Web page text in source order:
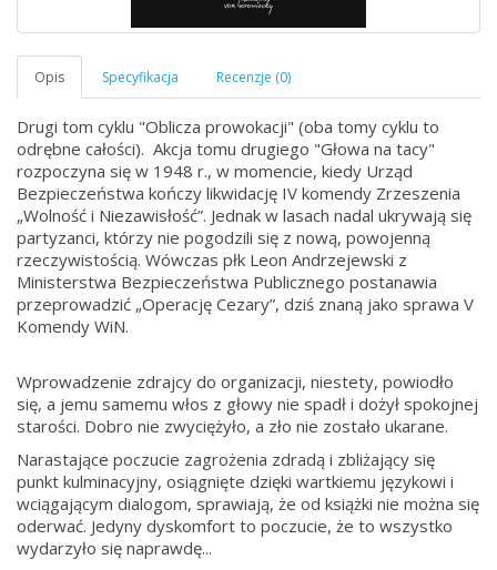
Drugi tom cyklu "Oblicza prowokacji" (oba tomy cyklu to
odrębne całości). Akcja tomu drugiego "Głowa na tacy"
rozpoczyna się w 1948 r., w momencie, kiedy Urząd
Bezpieczeństwa kończy likwidację IV komendy Zrzeszenia
„Wolność i Niezawisłość”. Jednak w lasach nadal ukrywają się
partyzanci, którzy nie pogodzili się z nową, powojenną
rzeczywistością. Wówczas płk Leon Andrzejewski z
Ministerstwa Bezpieczeństwa Publicznego postanawia
przeprowadzić „Operację Cezary”, dziś znaną jako sprawa V
Komendy WiN.
Wprowadzenie zdrajcy do organizacji, niestety, powiodło
się, a jemu samemu włos z głowy nie spadł i dożył spokojnej
starości. Dobro nie zwyciężyło, a zło nie zostało ukarane.
Narastające poczucie zagrożenia zdradą i zbliżający się
punkt kulminacyjny, osiągnięte dzięki wartkiemu językowi i
wciągającym dialogom, sprawiają, że od książki nie można się
oderwać. Jedyny dyskomfort to poczucie, że to wszystko
wydarzyło się naprawdę...